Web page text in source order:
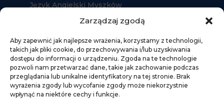
Zarządzaj zgodą
Aby zapewnić jak najlepsze wrażenia, korzystamy z technologii,
takich jak pliki cookie, do przechowywania i/lub uzyskiwania
dostępu do informacji o urządzeniu. Zgoda na te technologie
pozwoli nam przetwarzać dane, takie jak zachowanie podczas
przeglądania lub unikalne identyfikatory na tej stronie. Brak
wyrażenia zgody lub wycofanie zgody może niekorzystnie
wpłynąć na niektóre cechy i funkcje.
Język Angielski Myszków
Język Angielski Kłobuck